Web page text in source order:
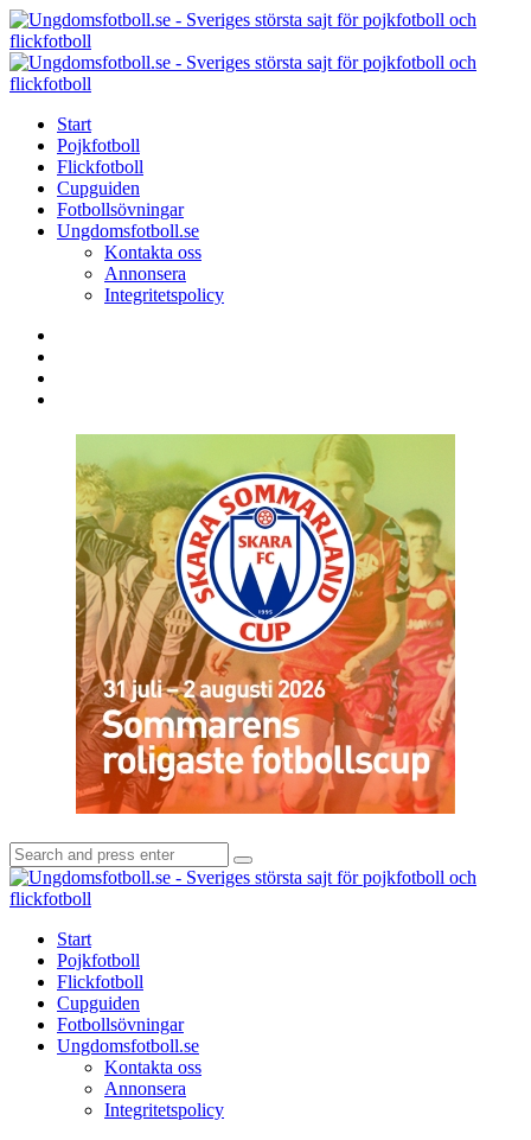
Menu
Search
Menu
Start
Pojkfotboll
Flickfotboll
Cupguiden
Fotbollsövningar
Ungdomsfotboll.se
Kontakta oss
Annonsera
Integritetspolicy
Search
for:
Search
Start
Pojkfotboll
Flickfotboll
Cupguiden
Fotbollsövningar
Ungdomsfotboll.se
Kontakta oss
Annonsera
Integritetspolicy